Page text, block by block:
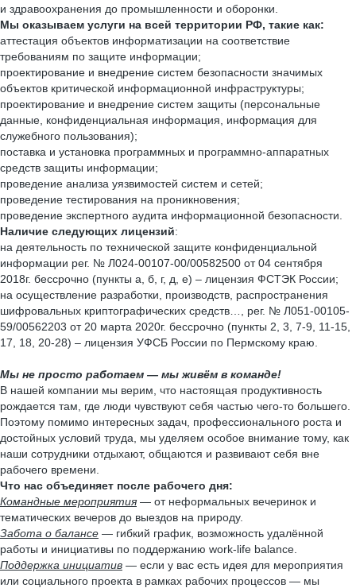
и здравоохранения до промышленности и оборонки.
Мы оказываем услуги на всей территории РФ, такие как:
аттестация объектов информатизации на соответствие
требованиям по защите информации;
проектирование и внедрение систем безопасности значимых
объектов критической информационной инфраструктуры;
проектирование и внедрение систем защиты (персональные
данные, конфиденциальная информация, информация для
служебного пользования);
поставка и установка программных и программно-аппаратных
средств защиты информации;
проведение анализа уязвимостей систем и сетей;
проведение тестирования на проникновения;
проведение экспертного аудита информационной безопасности.
Наличие следующих лицензий:
на деятельность по технической защите конфиденциальной
информации рег. № Л024-00107-00/00582500 от 04 сентября
2018г. бессрочно (пункты а, б, г, д, е) – лицензия ФСТЭК России;
на осуществление разработки, производств, распространения
шифровальных криптографических средств…, рег. № Л051-00105-
59/00562203 от 20 марта 2020г. бессрочно (пункты 2, 3, 7-9, 11-15,
17, 18, 20-28) – лицензия УФСБ России по Пермскому краю.
Мы не просто работаем — мы живём в команде!
В нашей компании мы верим, что настоящая продуктивность
рождается там, где люди чувствуют себя частью чего-то большего.
Поэтому помимо интересных задач, профессионального роста и
достойных условий труда, мы уделяем особое внимание тому, как
наши сотрудники отдыхают, общаются и развивают себя вне
рабочего времени.
Что нас объединяет после рабочего дня:
Командные мероприятия — от неформальных вечеринок и
тематических вечеров до выездов на природу.
Забота о балансе — гибкий график, возможность удалённой
работы и инициативы по поддержанию work-life balance.
Поддержка инициатив — если у вас есть идея для мероприятия
или социального проекта в рамках рабочих процессов — мы